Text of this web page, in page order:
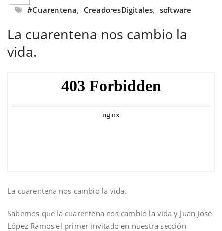
#Cuarentena, CreadoresDigitales, software
La cuarentena nos cambio la
vida.
La cuarentena nos cambio la vida.
Sabemos que la cuarentena nos cambio la vida y Juan José
López Ramos el primer invitado en nuestra sección